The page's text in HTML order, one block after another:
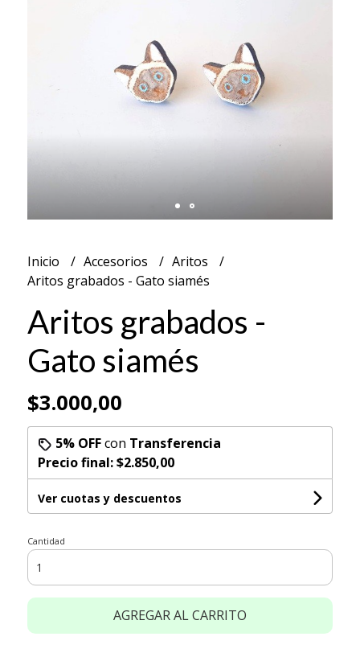
Inicio Accesorios
Aritos
Aritos grabados - Gato siamés
Aritos grabados -
Gato siamés
$3.000,00
5% OFFcon Transferencia
Precio final:$2.850,00
Ver cuotas y descuentos
Cantidad
AGREGAR AL CARRITO